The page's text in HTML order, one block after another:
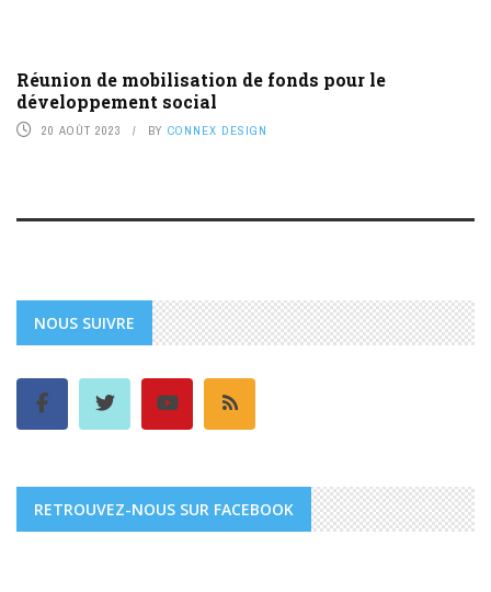
Réunion de mobilisation de fonds pour le
développement social
20 AOÛT 2023 BY CONNEX DESIGN
NOUS SUIVRE
RETROUVEZ-NOUS SUR FACEBOOK